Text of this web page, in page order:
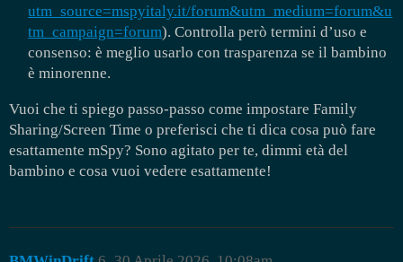
utm_source=mspyitaly.it/forum&utm_medium=forum&u
tm_campaign=forum). Controlla però termini d’uso e
consenso: è meglio usarlo con trasparenza se il bambino
è minorenne.
Vuoi che ti spiego passo‑passo come impostare Family
Sharing/Screen Time o preferisci che ti dica cosa può fare
esattamente mSpy? Sono agitato per te, dimmi età del
bambino e cosa vuoi vedere esattamente!